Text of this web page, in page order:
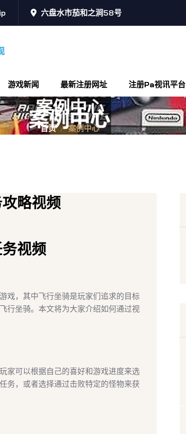
六盘水市茄和之涧58号
游戏新闻 最新注册网址 注册pa视讯平台
案例中心
首页 案例中心
略视频
视频
戏，其中飞行坐骑是玩家们追求的目标
行坐骑。本文将为大家介绍如何通过视
家可以根据自己的喜好和游戏进度来选
务，或者选择通过击败特定的怪物来获